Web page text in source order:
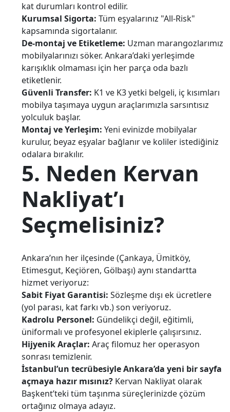
kat durumları kontrol edilir.
Kurumsal Sigorta: Tüm eşyalarınız "All-Risk"
kapsamında sigortalanır.
De-montaj ve Etiketleme: Uzman marangozlarımız
mobilyalarınızı söker. Ankara’daki yerleşimde
karışıklık olmaması için her parça oda bazlı
etiketlenir.
Güvenli Transfer: K1 ve K3 yetki belgeli, iç kısımları
mobilya taşımaya uygun araçlarımızla sarsıntısız
yolculuk başlar.
Montaj ve Yerleşim: Yeni evinizde mobilyalar
kurulur, beyaz eşyalar bağlanır ve koliler istediğiniz
odalara bırakılır.
5. Neden Kervan
Nakliyat’ı
Seçmelisiniz?
Ankara’nın her ilçesinde (Çankaya, Ümitköy,
Etimesgut, Keçiören, Gölbaşı) aynı standartta
hizmet veriyoruz:
Sabit Fiyat Garantisi: Sözleşme dışı ek ücretlere
(yol parası, kat farkı vb.) son veriyoruz.
Kadrolu Personel: Gündelikçi değil, eğitimli,
üniformalı ve profesyonel ekiplerle çalışırsınız.
Hijyenik Araçlar: Araç filomuz her operasyon
sonrası temizlenir.
İstanbul’un tecrübesiyle Ankara’da yeni bir sayfa
açmaya hazır mısınız? Kervan Nakliyat olarak
Başkent’teki tüm taşınma süreçlerinizde çözüm
ortağınız olmaya adayız.